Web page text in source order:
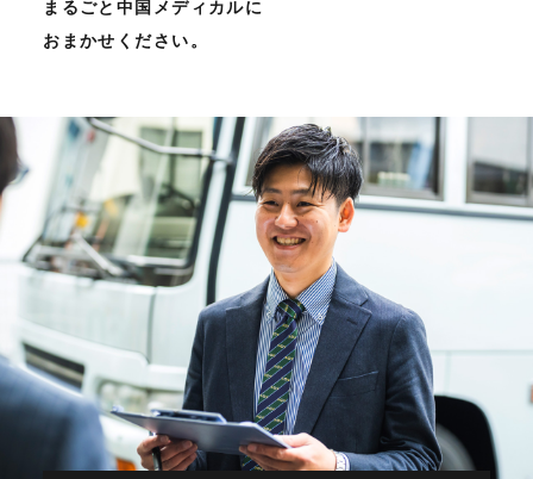
まるごと中国メディカルに
おまかせください。